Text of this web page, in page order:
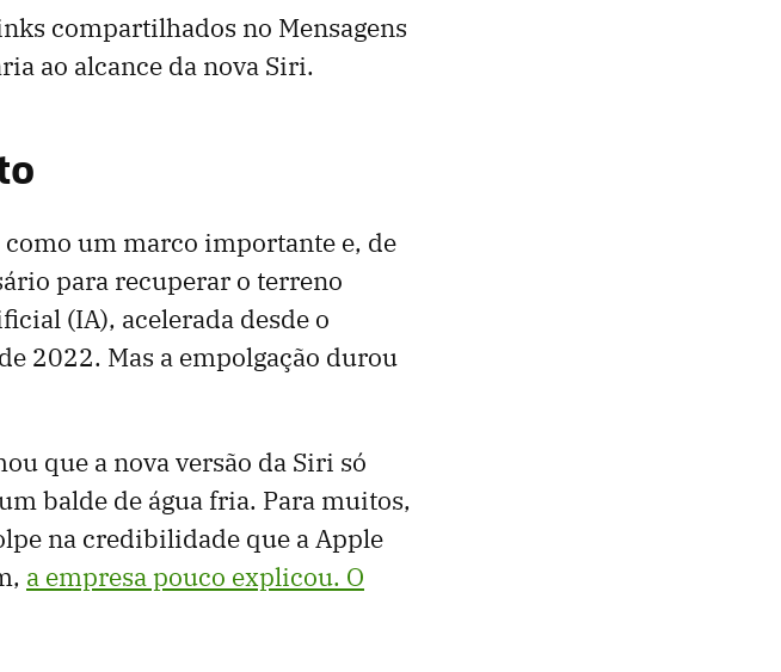
compartilhados no Mensagens
ao alcance da nova Siri.
um marco importante e, de
para recuperar o terreno
(IA), acelerada desde o
2022. Mas a empolgação durou
que a nova versão da Siri só
balde de água fria. Para muitos,
na credibilidade que a Apple
a empresa pouco explicou. O